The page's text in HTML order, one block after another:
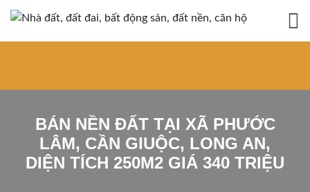
BÁN NỀN ĐẤT TẠI XÃ PHƯỚC
LÂM, CẦN GIUỘC, LONG AN,
DIỆN TÍCH 250M2 GIÁ 340 TRIỆU